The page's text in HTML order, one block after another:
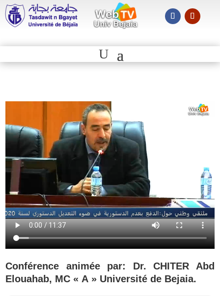
Conférence animée par: Dr. CHITER Abd
Elouahab, MC « A » Université de Bejaia.